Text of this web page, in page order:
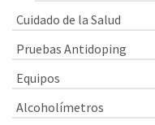
Cuidado de la Salud
Pruebas Antidoping
Equipos
Alcoholímetros